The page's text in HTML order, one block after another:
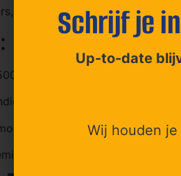
bijvoorbeeld in datacenters,
bruto per maand
gereedschap
en praktijkgerichte trainingen
Schrijf je
Up-to-date
Wij houden